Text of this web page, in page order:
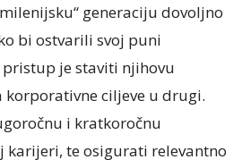
generaciju dovoljno
bi ostvarili svoj puni
je staviti njihovu
ciljeve u drugi.
i kratkoročnu
karijeri, te osigurati relevantno